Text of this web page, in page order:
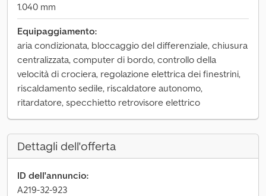
1.040 mm
Equipaggiamento:
aria condizionata, bloccaggio del differenziale, chiusura
centralizzata, computer di bordo, controllo della
velocità di crociera, regolazione elettrica dei finestrini,
riscaldamento sedile, riscaldatore autonomo,
ritardatore, specchietto retrovisore elettrico
Dettagli dell'offerta
ID dell'annuncio:
A219-32-923